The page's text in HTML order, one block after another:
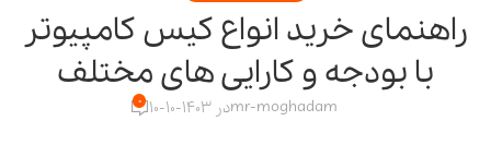
راهنمای خرید انواع کیس کامپیوتر
با بودجه و کارایی های مختلف
mr-moghadamدر 1403-10-10 0